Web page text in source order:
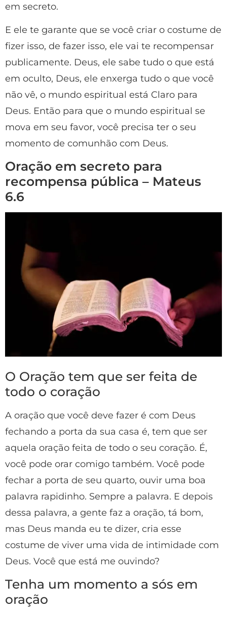
em secreto.
E ele te garante que se você criar o costume de
fizer isso, de fazer isso, ele vai te recompensar
publicamente. Deus, ele sabe tudo o que está
em oculto, Deus, ele enxerga tudo o que você
não vê, o mundo espiritual está Claro para
Deus. Então para que o mundo espiritual se
mova em seu favor, você precisa ter o seu
momento de comunhão com Deus.
Oração em secreto para
recompensa pública – Mateus
6.6
O Oração tem que ser feita de
todo o coração
A oração que você deve fazer é com Deus
fechando a porta da sua casa é, tem que ser
aquela oração feita de todo o seu coração. É,
você pode orar comigo também. Você pode
fechar a porta de seu quarto, ouvir uma boa
palavra rapidinho. Sempre a palavra. E depois
dessa palavra, a gente faz a oração, tá bom,
mas Deus manda eu te dizer, cria esse
costume de viver uma vida de intimidade com
Deus. Você que está me ouvindo?
Tenha um momento a sós em
oração